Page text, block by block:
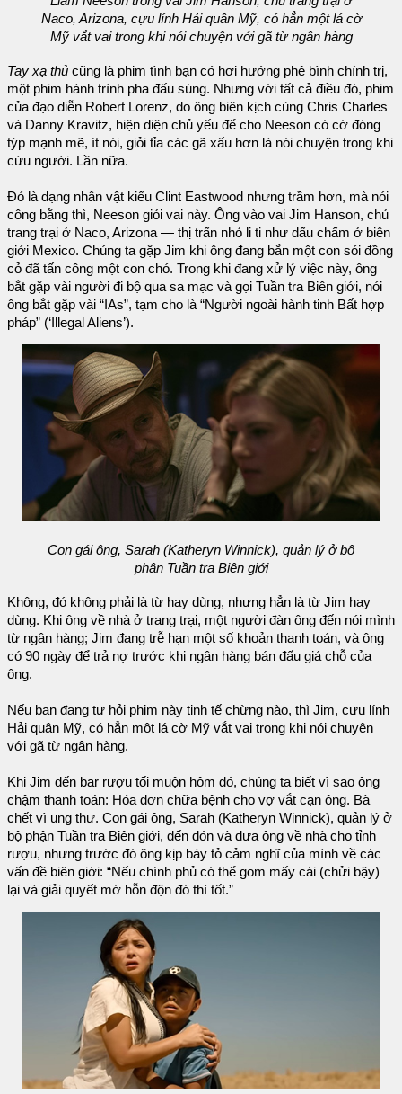
Naco, Arizona, cựu lính Hải quân Mỹ, có hẳn một lá cờ
Mỹ vắt vai trong khi nói chuyện với gã từ ngân hàng
Tay xạ thủ cũng là phim tình bạn có hơi hướng phê bình chính trị,
một phim hành trình pha đấu súng. Nhưng với tất cả điều đó, phim
của đạo diễn Robert Lorenz, do ông biên kịch cùng Chris Charles
và Danny Kravitz, hiện diện chủ yếu để cho Neeson có cớ đóng
týp mạnh mẽ, ít nói, giỏi tỉa các gã xấu hơn là nói chuyện trong khi
cứu người. Lần nữa.
Đó là dạng nhân vật kiểu Clint Eastwood nhưng trầm hơn, mà nói
công bằng thì, Neeson giỏi vai này. Ông vào vai Jim Hanson, chủ
trang trại ở Naco, Arizona — thị trấn nhỏ li ti như dấu chấm ở biên
giới Mexico. Chúng ta gặp Jim khi ông đang bắn một con sói đồng
cỏ đã tấn công một con chó. Trong khi đang xử lý việc này, ông
bắt gặp vài người đi bộ qua sa mạc và gọi Tuần tra Biên giới, nói
ông bắt gặp vài “IAs”, tạm cho là “Người ngoài hành tinh Bất hợp
pháp” (‘Illegal Aliens’).
Con gái ông, Sarah (Katheryn Winnick), quản lý ở bộ
phận Tuần tra Biên giới
Không, đó không phải là từ hay dùng, nhưng hẳn là từ Jim hay
dùng. Khi ông về nhà ở trang trại, một người đàn ông đến nói mình
từ ngân hàng; Jim đang trễ hạn một số khoản thanh toán, và ông
có 90 ngày để trả nợ trước khi ngân hàng bán đấu giá chỗ của
ông.
Nếu bạn đang tự hỏi phim này tinh tế chừng nào, thì Jim, cựu lính
Hải quân Mỹ, có hẳn một lá cờ Mỹ vắt vai trong khi nói chuyện
với gã từ ngân hàng.
Khi Jim đến bar rượu tối muộn hôm đó, chúng ta biết vì sao ông
chậm thanh toán: Hóa đơn chữa bệnh cho vợ vắt cạn ông. Bà
chết vì ung thư. Con gái ông, Sarah (Katheryn Winnick), quản lý ở
bộ phận Tuần tra Biên giới, đến đón và đưa ông về nhà cho tỉnh
rượu, nhưng trước đó ông kịp bày tỏ cảm nghĩ của mình về các
vấn đề biên giới: “Nếu chính phủ có thể gom mấy cái (chửi bậy)
lại và giải quyết mớ hỗn độn đó thì tốt.”